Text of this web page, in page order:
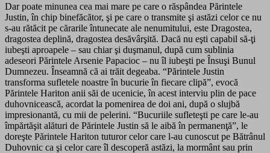
Dar poate minunea cea mai mare pe care o răspândea Părintele
Justin, în chip binefăcător, şi pe care o transmite şi astăzi celor ce nu
s-au rătăcit pe cărarile întunecate ale nenumitului, este Dragostea,
dragostea deplină, dragostea desăvârşită. Dacă nu eşti capabil să-ţi
iubeşti aproapele – sau chiar şi duşmanul, după cum sublinia
adeseori Părintele Arsenie Papacioc – nu îl iubeşti pe Însuşi Bunul
Dumnezeu. Înseamnă că ai trăit degeaba. “Părintele Justin
transforma sufletele noastre în bucurie în fiecare clipă”, evocă
Părintele Hariton anii săi de ucenicie,în acest interviu plin de pace
duhovnicească, acordat la pomenirea de doi ani, după o slujbă
impresionantă, cu mii de pelerini. “Bucuriile sufleteşti pe care le-au
împărtăşit alături de Părintele Justin să le aibă în permanenţă”, le
doreşte Părintele Hariton tuturor celor care l-au cunoscut pe Bătrânul
Duhovnic ca şi celor care îl descoperă astăzi, la mormânt sau prin